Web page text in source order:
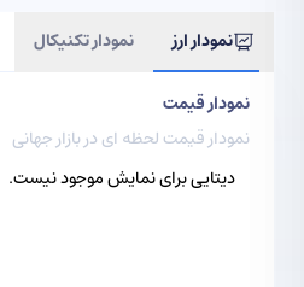
نمودار ارز نمودار تکنیکال
نمودار قیمت
نمودار قیمت لحظه ای در بازار جهانی
دیتایی برای نمایش موجود نیست.